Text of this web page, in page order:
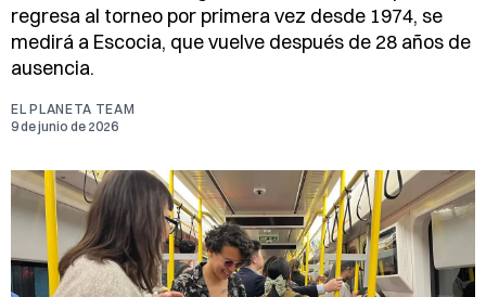
regresa al torneo por primera vez desde 1974, se
medirá a Escocia, que vuelve después de 28 años de
ausencia.
EL PLANETA TEAM
9 de junio de 2026